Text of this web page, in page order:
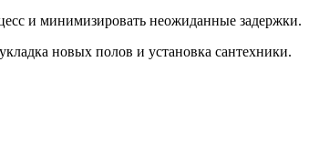
и минимизировать неожиданные задержки.
новых полов и установка сантехники.